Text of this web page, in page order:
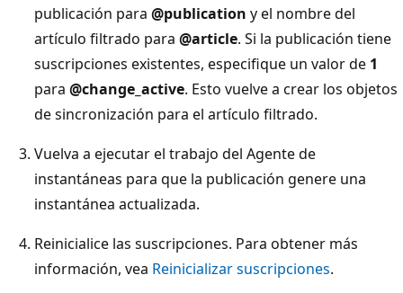
publicación para @publication y el nombre del
artículo filtrado para @article. Si la publicación tiene
suscripciones existentes, especifique un valor de 1
para @change_active. Esto vuelve a crear los objetos
de sincronización para el artículo filtrado.
Vuelva a ejecutar el trabajo del Agente de
instantáneas para que la publicación genere una
instantánea actualizada.
Reinicialice las suscripciones. Para obtener más
información, vea Reinicializar suscripciones.